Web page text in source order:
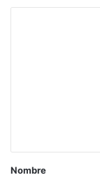
rNombre